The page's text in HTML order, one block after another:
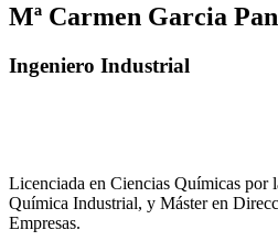
Mª Carmen Garcia
Ingeniero Industrial
Licenciada en Ciencias Químicas por
Química Industrial, y Máster en
Empresas.